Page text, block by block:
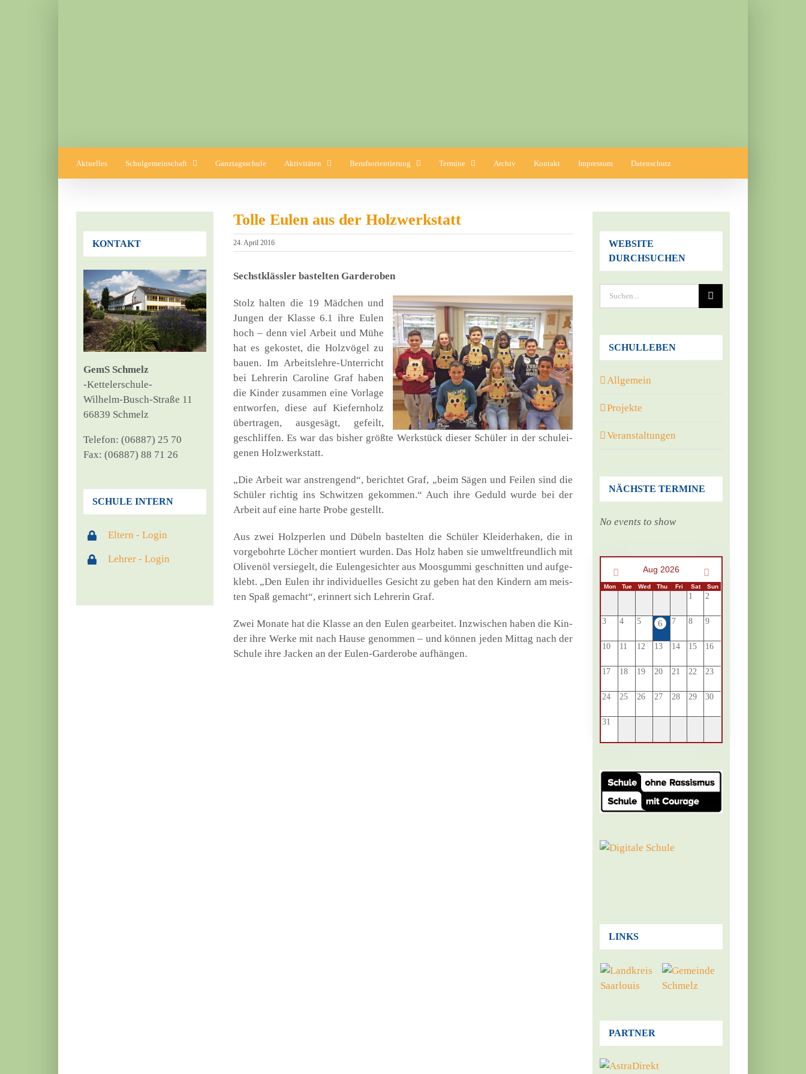
Aktuelles Schulgemeinschaft Ganztagsschule Aktivitäten Berufsorientierung Termine Archiv Kontakt Impressum Datenschutz
Tolle Eulen aus der Holzwerkstatt
24. April 2016
Sechst­kläss­ler bas­tel­ten Gar­de­ro­ben
Stolz hal­ten die 19 Mäd­chen und
Jun­gen der Klas­se 6.1 ihre Eulen
hoch – denn viel Arbeit und Mühe
hat es gekos­tet, die Holz­vö­gel zu
bau­en. Im Arbeits­leh­re-Unter­richt
bei Leh­re­rin Caro­li­ne Graf haben
die Kin­der zusam­men eine Vor­la­ge
ent­wor­fen, die­se auf Kie­fern­holz
über­tra­gen, aus­ge­sägt, gefeilt,
geschlif­fen. Es war das bis­her größ­te Werk­stück die­ser Schü­ler in der schul­ei­
ge­nen Holz­werk­statt.
„Die Arbeit war anstren­gend“, berich­tet Graf, „beim Sägen und Fei­len sind die
Schü­ler rich­tig ins Schwit­zen gekom­men.“ Auch ihre Geduld wur­de bei der
Arbeit auf eine har­te Pro­be gestellt.
Aus zwei Holz­per­len und Dübeln bas­tel­ten die Schü­ler Klei­der­ha­ken, die in
vor­ge­bohr­te Löcher mon­tiert wur­den. Das Holz haben sie umwelt­freund­lich mit
Oli­ven­öl ver­sie­gelt, die Eulen­ge­sich­ter aus Moos­gum­mi geschnit­ten und auf­ge­
klebt. „Den Eulen ihr indi­vi­du­el­les Gesicht zu geben hat den Kin­dern am meis­
ten Spaß gemacht“, erin­nert sich Leh­re­rin Graf.
Zwei Mona­te hat die Klas­se an den Eulen gear­bei­tet. Inzwi­schen haben die Kin­
der ihre Wer­ke mit nach Hau­se genom­men – und kön­nen jeden Mit­tag nach der
Schu­le ihre Jacken an der Eulen-Gar­de­ro­be auf­hän­gen.
KONTAKT
GemS Schmelz
‑Ket­tel­er­schu­le-
Wil­helm-Busch-Stra­ße 11
66839 Schmelz
Tele­fon: (06887) 25 70
Fax: (06887) 88 71 26
SCHULE INTERN
Eltern - Login
Lehrer - Login
WEBSITE
DURCHSUCHEN
Suche
nach:
SCHULLEBEN
Allgemein
Projekte
Veranstaltungen
NÄCHSTE TERMINE
No events to show
Aug 2026
Mon Tue Wed Thu Fri Sat Sun
1 2
3 4 5 6 7 8 9
10 11 12 13 14 15 16
17 18 19 20 21 22 23
24 25 26 27 28 29 30
31
LINKS
PARTNER